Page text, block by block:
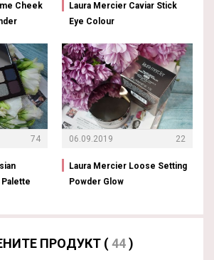
Cheek
74
Palette
Laura Mercier Caviar Stick
Eye Colour
06.09.2019 22
Laura Mercier Loose Setting
Powder Glow
ПРОДУКТ (44)